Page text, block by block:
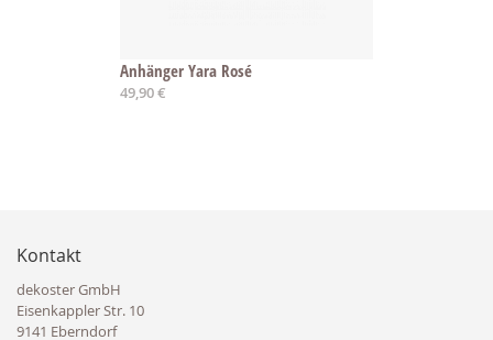
Anhänger Yara Rosé
49,90 €
Kontakt
dekoster GmbH
Eisenkappler Str. 10
9141 Eberndorf